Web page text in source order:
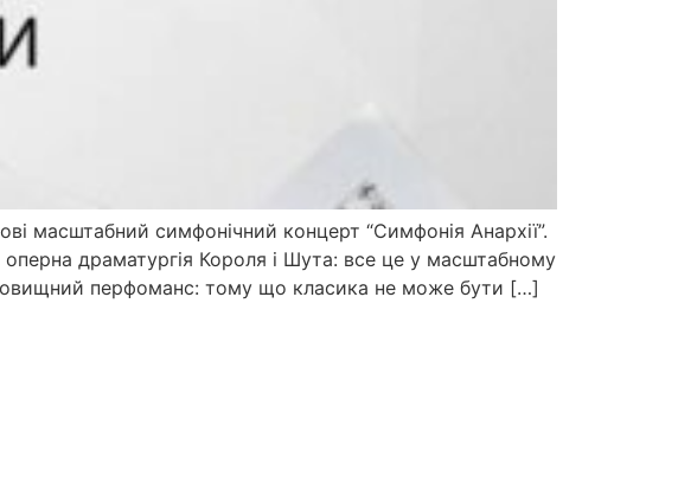
масштабний симфонічний концерт “Симфонія Анархії”.
драматургія Короля і Шута: все це у масштабному
перфоманс: тому що класика не може бути […]